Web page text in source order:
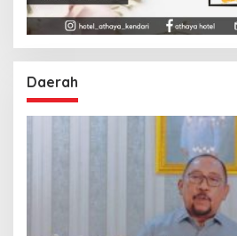
Daerah